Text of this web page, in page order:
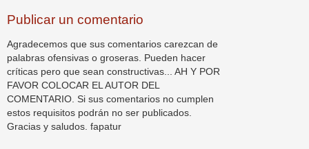
Publicar un comentario
Agradecemos que sus comentarios carezcan de
palabras ofensivas o groseras. Pueden hacer
críticas pero que sean constructivas... AH Y POR
FAVOR COLOCAR EL AUTOR DEL
COMENTARIO. Si sus comentarios no cumplen
estos requisitos podrán no ser publicados.
Gracias y saludos. fapatur